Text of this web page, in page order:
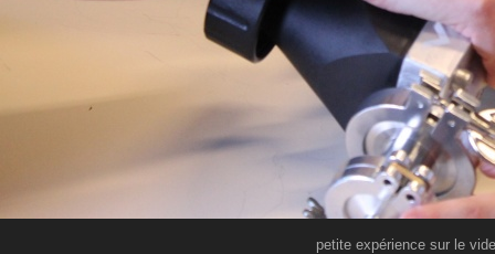
petite expérience sur le vide